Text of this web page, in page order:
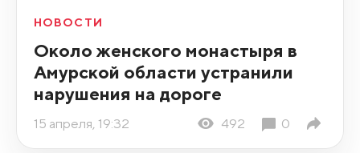
НОВОСТИ
Около женского монастыря в
Амурской области устранили
нарушения на дороге
15 апреля, 19:32 492 0